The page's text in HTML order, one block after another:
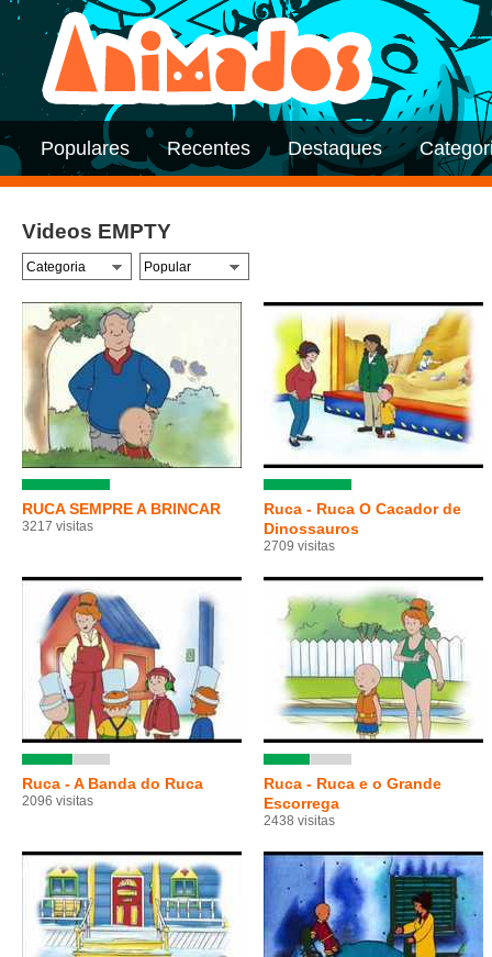
Populares Recentes Destaques
Videos EMPTY
RUCA SEMPRE A BRINCAR
3217 visitas
Ruca - Ruca O Cacador de
Dinossauros
2709 visitas
Ruca - A Banda do Ruca
2096 visitas
Ruca - Ruca e o Grande
Escorrega
2438 visitas